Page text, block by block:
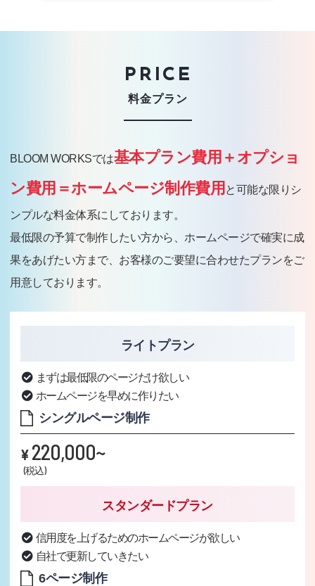
PRICE
料金プラン
BLOOM WORKSでは基本プラン費用＋オプショ
ン費用＝ホームページ制作費用 と可能な限りシ
ンプルな料金体系にしております。
最低限の予算で制作したい方から、ホームページで確実に成
果をあげたい方まで、お客様のご要望に合わせたプランをご
用意しております。
ライトプラン
まずは最低限のページだけ欲しい
ホームページを早めに作りたい
シングルページ制作
¥ 220,000~
(税込)
スタンダードプラン
信用度を上げるためのホームページが欲しい
自社で更新していきたい
6ページ制作